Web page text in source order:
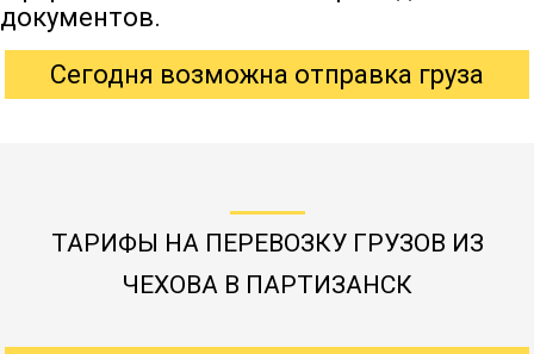
документов.
Сегодня возможна отправка груза
ТАРИФЫ НА ПЕРЕВОЗКУ ГРУЗОВ ИЗ
ЧЕХОВА В ПАРТИЗАНСК